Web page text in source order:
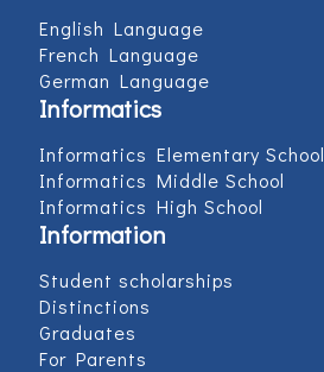
English Language
French Language
German Language
Informatics
Informatics Elementary School
Informatics Middle School
Informatics High School
Information
Student scholarships
Distinctions
Graduates
For Parents